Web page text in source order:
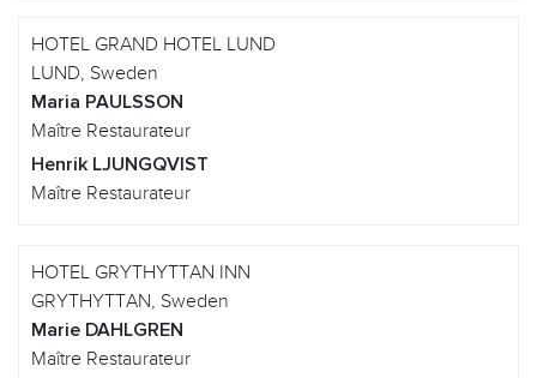
HOTEL GRAND HOTEL LUND
LUND, Sweden
Maria PAULSSON
Maître Restaurateur
Henrik LJUNGQVIST
Maître Restaurateur
HOTEL GRYTHYTTAN INN
GRYTHYTTAN, Sweden
Marie DAHLGREN
Maître Restaurateur